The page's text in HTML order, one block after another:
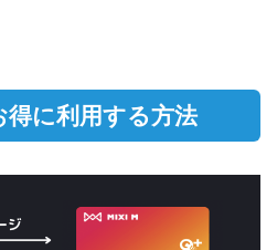
に利用する方法